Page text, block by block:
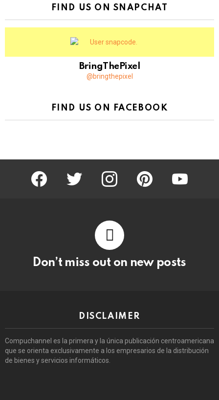
FIND US ON SNAPCHAT
BringThePixel
@bringthepixel
FIND US ON FACEBOOK
facebook twitter instagram pinterest youtube
Don’t miss out on new posts
DISCLAIMER
Compuchannel es la primera y la única publicación centroamericana
que se orienta exclusivamente a los empresarios de la distribución
de bienes y servicios informáticos.